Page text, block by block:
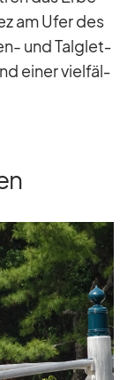
am Ufer des
und Tal­glet­
ei­ner viel­fäl­